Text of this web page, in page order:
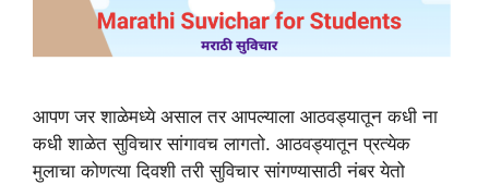
आपण जर शाळेमध्ये असाल तर आपल्याला आठवड्यातून कधी ना
कधी शाळेत सुविचार सांगावच लागतो. आठवड्यातून प्रत्येक
मुलाचा कोणत्या दिवशी तरी सुविचार सांगण्यासाठी नंबर येतो